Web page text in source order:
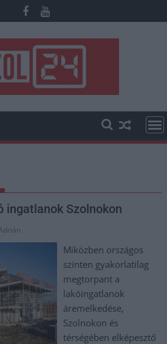
ingatlanok Szolnokon
Miközben országos
szinten gyakorlatilag
megtorpant a
lakóingatlanok
áremelkedése,
Szolnokon és
térségében elképesztő